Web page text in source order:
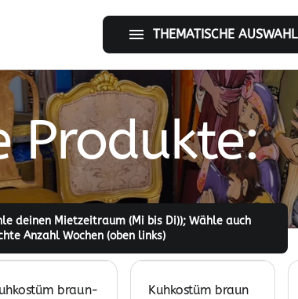
THEMATISCHE AUSWAHL
Tier-Welt
Wüsten-Welt
Produkte:
braun-
Kuhkostüm braun